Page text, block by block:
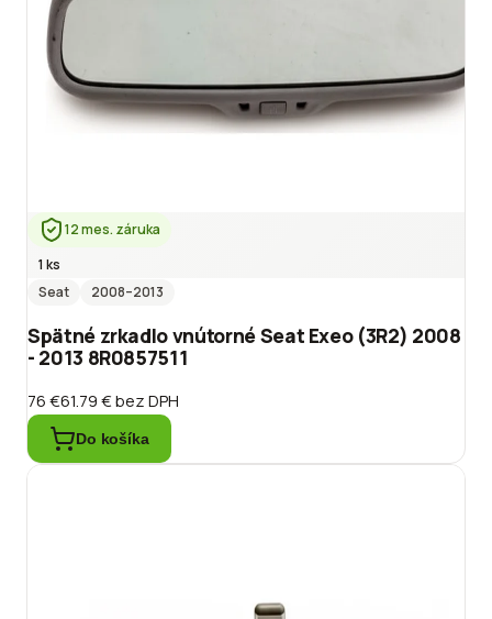
12 mes. záruka
1 ks
Seat
2008–2013
Spätné zrkadlo vnútorné Seat Exeo (3R2) 2008
- 2013 8R0857511
76 €61.79 €bez DPH
Do košíka